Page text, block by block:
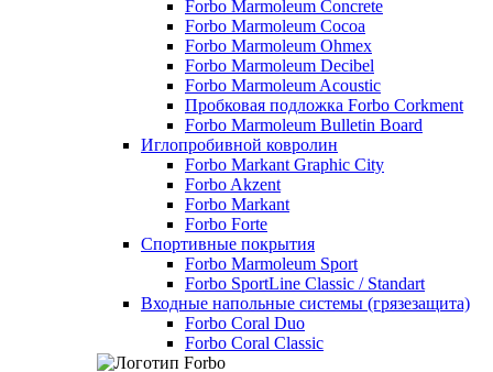
Forbo Marmoleum Concrete
Forbo Marmoleum Cocoa
Forbo Marmoleum Ohmex
Forbo Marmoleum Decibel
Forbo Marmoleum Acoustic
Пробковая подложка Forbo Corkment
Forbo Marmoleum Bulletin Board
Иглопробивной ковролин
Forbo Markant Graphic City
Forbo Akzent
Forbo Markant
Forbo Forte
Спортивные покрытия
Forbo Marmoleum Sport
Forbo SportLine Classic / Standart
Входные напольные системы (грязезащита)
Forbo Coral Duo
Forbo Coral Classic